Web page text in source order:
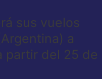
sus vuelos
a
partir del 25 de